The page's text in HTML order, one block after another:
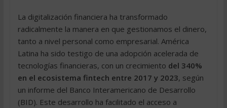
La digitalización financiera ha transformado
radicalmente la manera en que gestionamos el dinero,
tanto a nivel personal como empresarial. América
Latina ha sido testigo de una adopción acelerada de
tecnologías financieras, con un crecimiento del 340%
en el ecosistema fintech entre 2017 y 2023, según
un informe del Banco Interamericano de Desarrollo
(BID). Este desarrollo ha facilitado el acceso a